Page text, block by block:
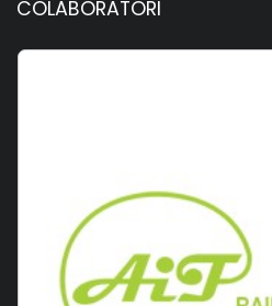
COLABORATORI